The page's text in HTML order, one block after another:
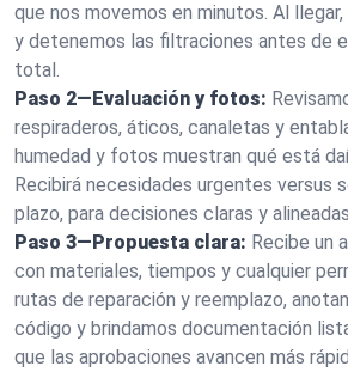
que nos movemos en minutos. Al
y detenemos las filtraciones antes de
total.
Paso 2—Evaluación y fotos:
respiraderos, áticos, canaletas y
humedad y fotos muestran qué está
Recibirá necesidades urgentes versus
plazo, para decisiones claras y
Paso 3—Propuesta clara: Recibe un
con materiales, tiempos y cualquier
rutas de reparación y reemplazo,
código y brindamos documentación
que las aprobaciones avancen más